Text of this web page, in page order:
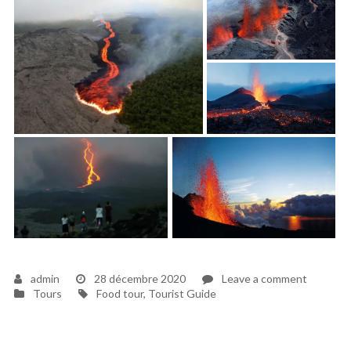
admin 28 décembre 2020 Leave a commenton
Tours Tags
Food tour, Tourist Guide